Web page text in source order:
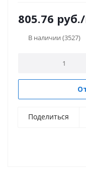
805.76 руб.
В наличии (3527)
Поделиться